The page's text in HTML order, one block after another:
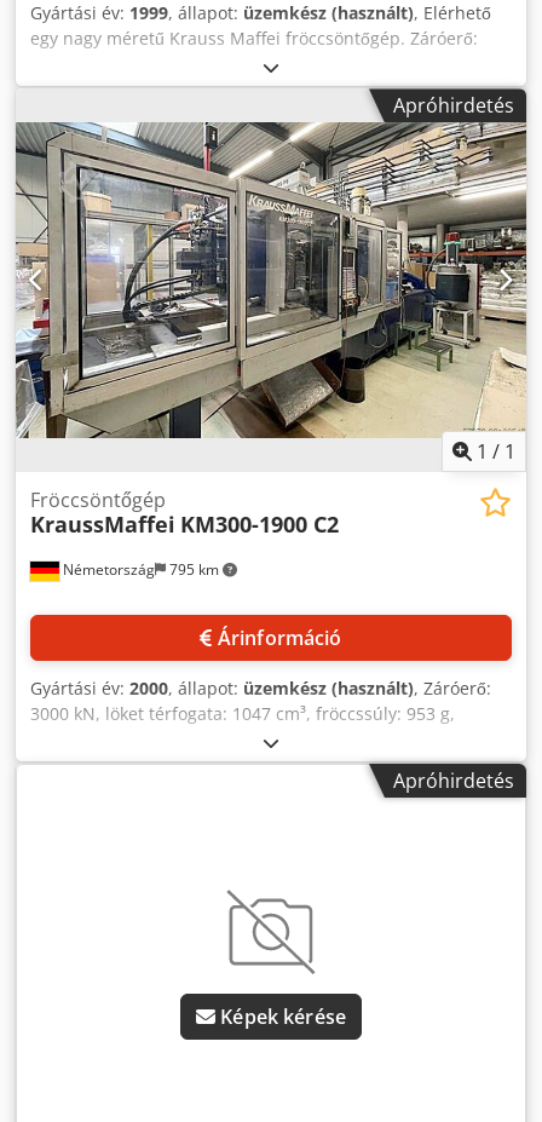
Gyártási év: 1999, állapot: üzemkész (használt), Elérhető
egy nagy méretű Krauss Maffei fröccsöntőgép. Záróerő:
6500 kN, oszlop távolság X/Y: 1000 mm/930 mm, felfogó lap
méretei X/Y: 1530 mm/1450 mm, max. nyitási út: 900 mm,
szerszámmagasság-tartomány: 350 mm–650 mm, max. lap
távolság: 1550 mm, kidobóút: 250 mm, kidobóerő: 110 kN.
Gép méretei X/Y/Z: kb. 10000 mm/2800 mm/2450 mm,
tömeg: kb. 46000 kg. Wittmann kezelőegységgel együtt.
Dokumentáció rendelkezésre áll. Helyszíni megtekintés
lehetséges. Dsdszc Rd Depfx Adqokr
Apróhirdetés
1 / 1
Németország 795 km
Fröccsöntőgép
KraussMaffei KM300-1900 C2
Árinformáció
Gyártási év: 2000, állapot: üzemkész (használt), Záróerő:
3000 kN, löket térfogata: 1047 cm³, fröccssúly: 953 g,
befecskendezési nyomás: 1778 bar, csigaátmérő: 70 mm,
oszlopköz: 630 mm, nyitólöket: 1150 mm, kiemelő löket: 200
mm, beépítési magasság: 330 mm, lap szélesség: 1050
lehetséges. Dkodpfx Aszcyqtedqer
Apróhirdetés
Képek kérése